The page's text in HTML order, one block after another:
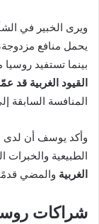
ويرى الخبير في
يحمل منافع
بينما تستفيد
القيود الغربية قد
المنافسة السابقة
وأكد يوسف أن لدى
الطبيعية والخبرات
الغربية والمضي
شراكات